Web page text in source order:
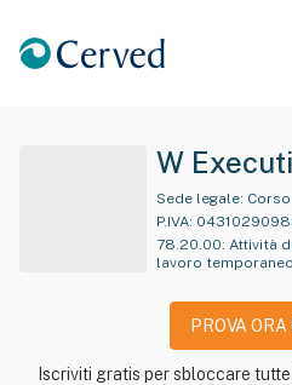
W
Sede legale: Corso
P.IVA:
78.20.00: Attività
lavoro
PROVA
Iscriviti gratis per sbloccare